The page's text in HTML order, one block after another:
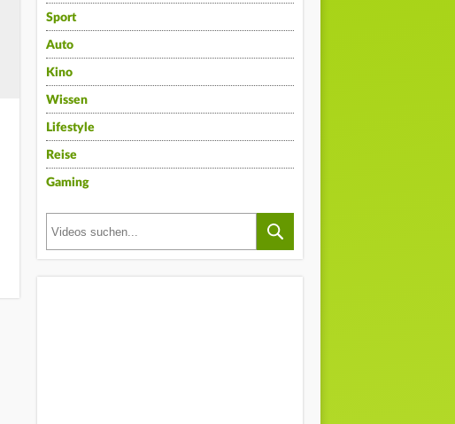
Sport
Auto
Kino
Wissen
Lifestyle
Reise
Gaming